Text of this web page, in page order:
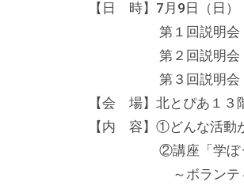
テ
動
の
【日 時】7月9日（日）
第１回説明会（午
第２回説明会（午
第３回説明会（午
【会 場】北とぴあ１
【内 容】①どんな活動
②講座「学ぼう
～ボランティア活